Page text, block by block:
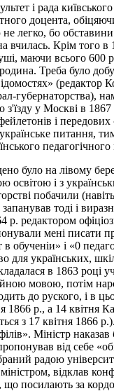
і рада
доцента,
легко, бо
вчилась. Крім того
маючи всього 600
Треба було
(редактор
губернаторства),
з'їзду у Москві в
і передових
українське питання,
було на лівому
освітою і з
побачили
запанував тоді і
р. редактором
мені
обученіи» і «0
для українських,
в 1863
мовою, потім
до руского, і в
1866 р., а 14 квітня
з 17 квітня
Міністр
від себе
радою
відклав
посилають за